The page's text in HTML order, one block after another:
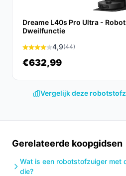
Dreame L40s Pro Ultra -
Dweilfunctie
4,9(44)
€632,99
Vergelijk deze
Gerelateerde koopgidsen
Wat is een robotstofzuiger met
die?